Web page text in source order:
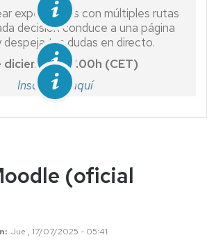
experiencias con múltiples rutas
decisión conduce a una página
despeja tus dudas en directo.
diciembre, 17.00h (CET)
Inscríbete aquí
(oficial
Jue , 17/07/2025 - 05:41